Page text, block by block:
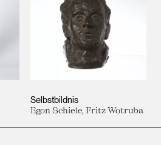
Selbstbildnis
Egon Schiele, Fritz Wotruba